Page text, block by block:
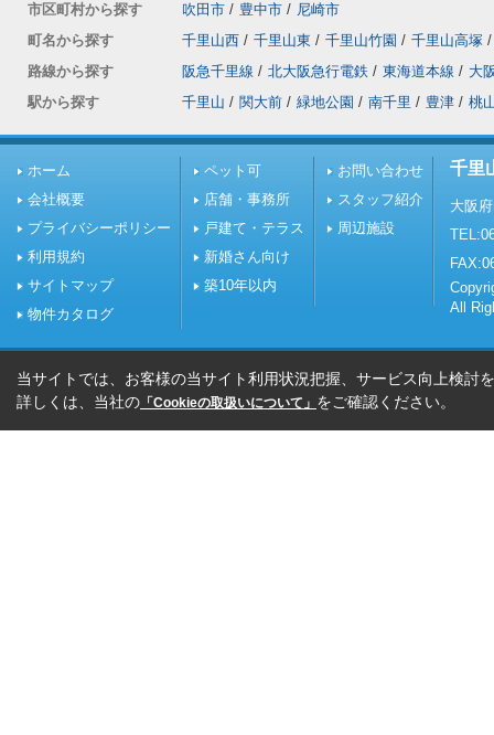
市区町村から探す 吹田市 / 豊中市 / 尼崎市
町名から探す
千里山西 / 千里山東 / 千里山竹園 / 千里山高塚 /
路線から探す
阪急千里線 / 北大阪急行電鉄 / 東海道本線 / 大
駅から探す
千里山 / 関大前 / 緑地公園 / 南千里 / 豊津 / 桃
ホーム
会社概要
プライバシーポリシー
利用規約
サイトマップ
物件カタログ
ペット可
店舗・事務所
戸建て・テラス
新婚さん向け
築10年以内
お問い合わせ
スタッフ紹介
周辺施設
千里
大阪
All
当サイトでは、お客様の当サイト利用状況把握、サービス向上検討
詳しくは、当社の 「Cookieの取扱いについて」 をご確認ください。